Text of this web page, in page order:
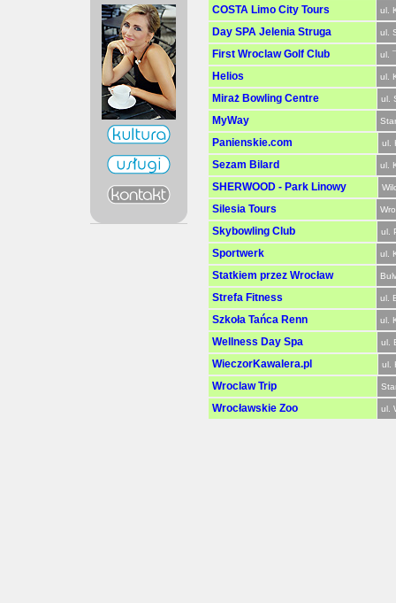
COSTA Limo City Tours
ul.
Day SPA Jelenia Struga ul.
First Wroclaw Golf Club ul.
Helios ul.
Miraż Bowling Centre ul.
MyWay
Panienskie.com ul.
Sezam Bilard ul.
SHERWOOD - Park Linowy
Silesia Tours
Skybowling Club ul.
Sportwerk ul.
Statkiem przez Wrocław
Strefa Fitness ul.
Szkoła Tańca Renn ul.
Wellness Day Spa ul.
WieczorKawalera.pl ul.
Wroclaw Trip
Wrocławskie Zoo ul.